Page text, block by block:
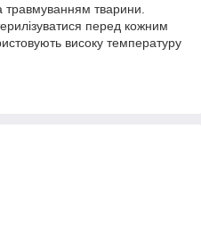
тварини.
перед кожним
високу температуру